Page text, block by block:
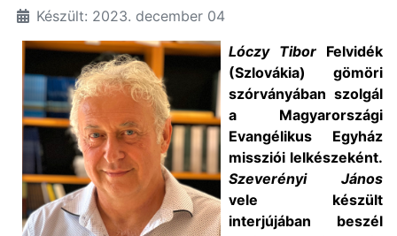
Készült: 2023. december 04
Lóczy Tibor Felvidék
(Szlovákia) gömöri
szórványában szolgál
a Magyarországi
Evangélikus Egyház
missziói lelkészeként.
Szeverényi János
vele készült
interjújában beszél